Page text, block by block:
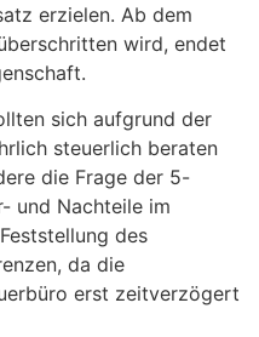
erzielen. Ab dem
wird, endet
sich aufgrund der
steuerlich beraten
die Frage der 5-
und Nachteile im
des
da die
erst zeitverzögert